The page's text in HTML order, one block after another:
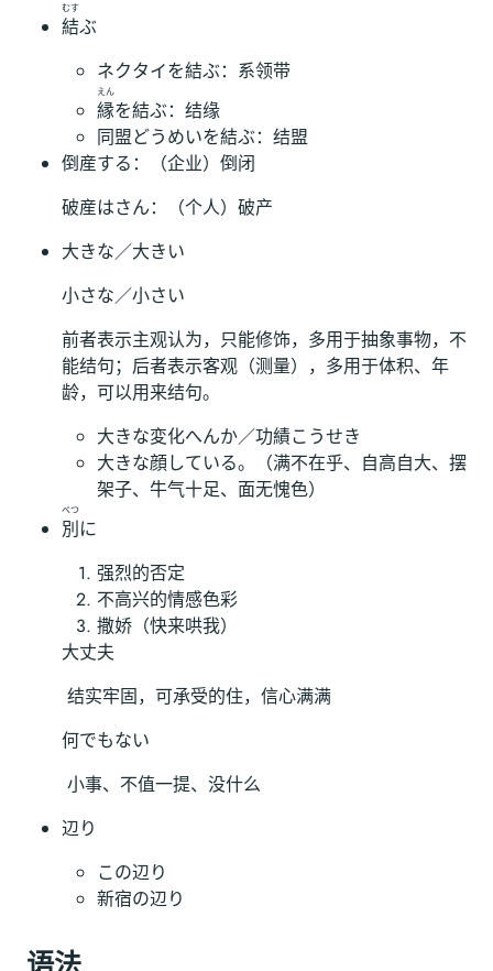
結
むす
ぶ
ネクタイを結ぶ：系领带
縁
えん
を結ぶ：结缘
同盟どうめいを結ぶ：结盟
倒産する：（企业）倒闭
破産はさん：（个人）破产
大きな／大きい
小さな／小さい
前者表示主观认为，只能修饰，多用于抽象事物，不
能结句；后者表示客观（测量），多用于体积、年
龄，可以用来结句。
大きな変化へんか／功績こうせき
大きな顔している。（满不在乎、自高自大、摆
架子、牛气十足、面无愧色）
別
べつ
に
强烈的否定
不高兴的情感色彩
撒娇（快来哄我）
大丈夫
​ 结实牢固，可承受的住，信心满满
何でもない
​ 小事、不值一提、没什么
辺り
この辺り
新宿の辺り